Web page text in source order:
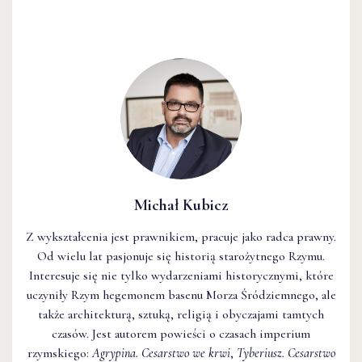
Michał Kubicz
Z wykształcenia jest prawnikiem, pracuje jako radca prawny.
Od wielu lat pasjonuje się historią starożytnego Rzymu.
Interesuje się nie tylko wydarzeniami historycznymi, które
uczyniły Rzym hegemonem basenu Morza Śródziemnego, ale
także architekturą, sztuką, religią i obyczajami tamtych
czasów. Jest autorem powieści o czasach imperium
rzymskiego:Agrypina. Cesarstwo we krwi, Tyberiusz. Cesarstwo